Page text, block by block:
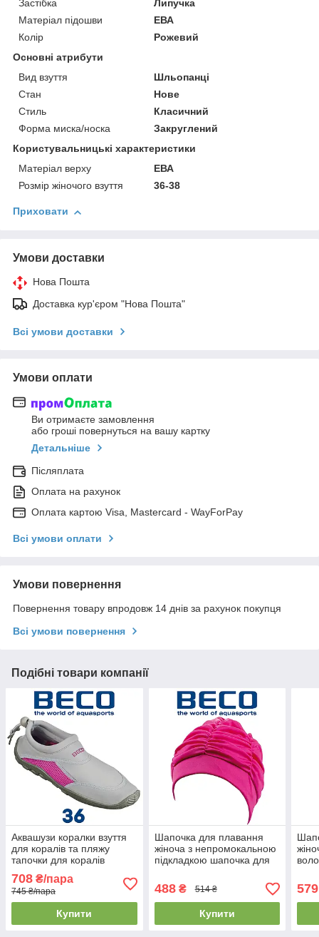
Застібка
Липучка
Матеріал підошви
ЕВА
Колір
Рожевий
Основні атрибути
Вид взуття
Шльопанці
Стан
Нове
Стиль
Класичний
Форма миска/носка
Закруглений
Користувальницькі характеристики
Матеріал верху
ЕВА
Розмір жіночого взуття
36-38
Приховати
Умови доставки
Нова Пошта
Доставка кур'єром "Нова Пошта"
Всі умови доставки
Умови оплати
Ви отримаєте замовлення
або гроші повернуться на вашу картку
Детальніше
Післяплата
Оплата на рахунок
Оплата картою Visa, Mastercard - WayForPay
Всі умови оплати
Умови повернення
Повернення товару впродовж 14 днів за рахунок покупця
Всі умови повернення
Подібні товари компанії
Аквашузи коралки взуття
для коралів та пляжу
тапочки для коралів
аквавзуття BECO 9217 114
сірий/рожевий (36р.)
708 ₴/пара
745 ₴/пара
Купити
Шапочка для плавання
жіноча з непромокальною
підкладкою шапочка для
7600 4 рожева
488₴ 514 ₴
Купити
579